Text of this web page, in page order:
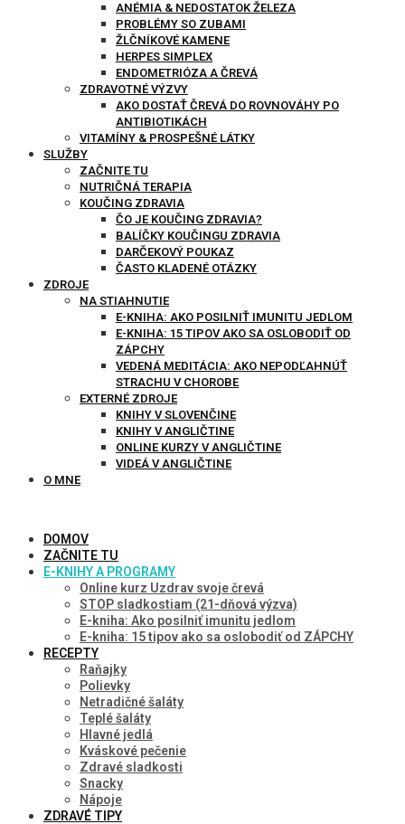
ANÉMIA & NEDOSTATOK ŽELEZA
PROBLÉMY SO ZUBAMI
ŽLČNÍKOVÉ KAMENE
HERPES SIMPLEX
ENDOMETRIÓZA A ČREVÁ
ZDRAVOTNÉ VÝZVY
AKO DOSTAŤ ČREVÁ DO ROVNOVÁHY PO
ANTIBIOTIKÁCH
VITAMÍNY & PROSPEŠNÉ LÁTKY
SLUŽBY
ZAČNITE TU
NUTRIČNÁ TERAPIA
KOUČING ZDRAVIA
ČO JE KOUČING ZDRAVIA?
BALÍČKY KOUČINGU ZDRAVIA
DARČEKOVÝ POUKAZ
ČASTO KLADENÉ OTÁZKY
ZDROJE
NA STIAHNUTIE
E-KNIHA: AKO POSILNIŤ IMUNITU JEDLOM
E-KNIHA: 15 TIPOV AKO SA OSLOBODIŤ OD
ZÁPCHY
VEDENÁ MEDITÁCIA: AKO NEPODĽAHNÚŤ
STRACHU V CHOROBE
EXTERNÉ ZDROJE
KNIHY V SLOVENČINE
KNIHY V ANGLIČTINE
ONLINE KURZY V ANGLIČTINE
VIDEÁ V ANGLIČTINE
O MNE
DOMOV
ZAČNITE TU
E-KNIHY A PROGRAMY
Online kurz Uzdrav svoje črevá
STOP sladkostiam (21-dňová výzva)
E-kniha: Ako posilniť imunitu jedlom
E-kniha: 15 tipov ako sa oslobodiť od ZÁPCHY
RECEPTY
Raňajky
Polievky
Netradičné šaláty
Teplé šaláty
Hlavné jedlá
Kváskové pečenie
Zdravé sladkosti
Snacky
Nápoje
ZDRAVÉ TIPY